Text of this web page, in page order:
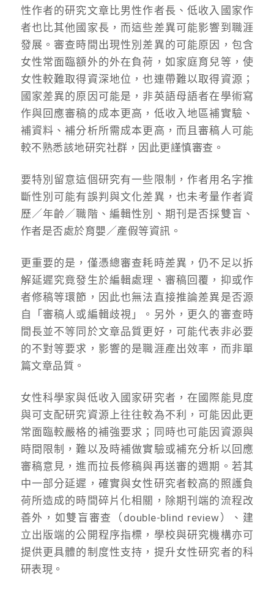
性作者的研究文章比男性作者長、低收入國家作
者也比其他國家長，而這些差異可能影響到職涯
發展。審查時間出現性別差異的可能原因，包含
女性常面臨額外的外在負荷，如家庭育兒等，使
女性較難取得資深地位，也連帶難以取得資源；
國家差異的原因可能是，非英語母語者在學術寫
作與回應審稿的成本更高，低收入地區補實驗、
補資料、補分析所需成本更高，而且審稿人可能
較不熟悉該地研究社群，因此更謹慎審查。
要特別留意這個研究有一些限制，作者用名字推
斷性別可能有誤判與文化差異，也未考量作者資
歷／年齡／職階、編輯性別、期刊是否採雙盲、
作者是否處於育嬰／產假等資訊。
更重要的是，僅憑總審查耗時差異，仍不足以拆
解延遲究竟發生於編輯處理、審稿回覆，抑或作
者修稿等環節，因此也無法直接推論差異是否源
自「審稿人或編輯歧視」。另外，更久的審查時
間長並不等同於文章品質更好，可能代表非必要
的不對等要求，影響的是職涯產出效率，而非單
篇文章品質。
女性科學家與低收入國家研究者，在國際能見度
與可支配研究資源上往往較為不利，可能因此更
常面臨較嚴格的補強要求；同時也可能因資源與
時間限制，難以及時補做實驗或補充分析以回應
審稿意見，進而拉長修稿與再送審的週期。若其
中一部分延遲，確實與女性研究者較高的照護負
荷所造成的時間碎片化相關，除期刊端的流程改
善外，如雙盲審查（double-blind review）、建
立出版端的公開程序指標，學校與研究機構亦可
提供更具體的制度性支持，提升女性研究者的科
研表現。